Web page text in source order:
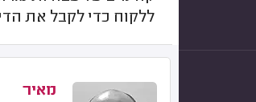
ללקוח כדי לקבל את
מאיר